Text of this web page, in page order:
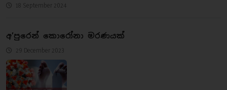
18 September 2024
අ’පුරෙන් කොරෝනා මරණයක්
29 December 2023